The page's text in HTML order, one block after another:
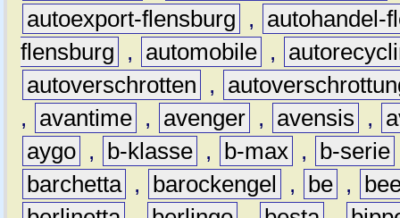
autoexport-flensburg
,
autohandel-
flensburg
, automobile ,
autoverschrotten
,
,
avantime , avenger , avensis ,
aygo , b-klasse , b-max , b-serie
barchetta , barockengel , be ,